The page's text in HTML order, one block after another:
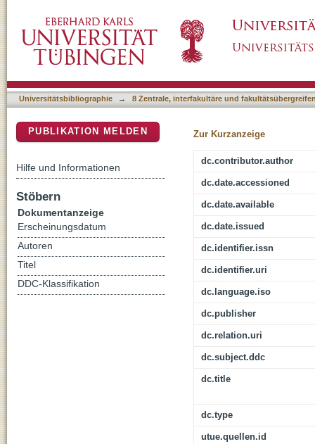
Moderate Their Relation?
Universitätsbibliographie → 8 Zentrale, interfakultäre und
Zur Kurzanzeige
dc.contributor.author
dc.date.accessioned
dc.date.available
dc.date.issued
dc.identifier.issn
dc.identifier.uri
dc.language.iso
dc.publisher
dc.relation.uri
dc.subject.ddc
dc.title
dc.type
utue.quellen.id
PUBLIKATION MELDEN
Hilfe und Informationen
Stöbern
Dokumentanzeige
Erscheinungsdatum
Autoren
Titel
DDC-Klassifikation